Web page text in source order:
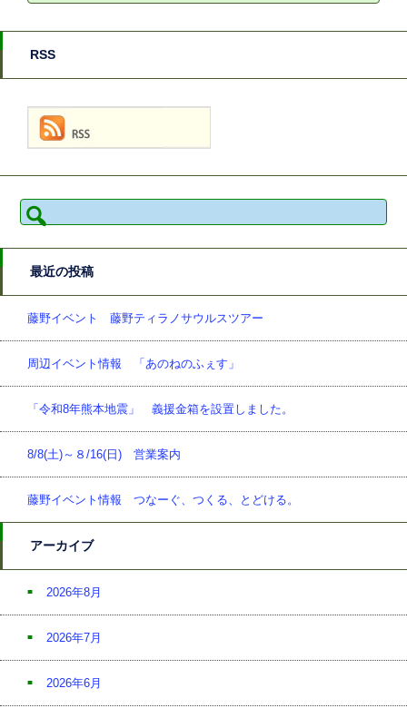
RSS
検
索:
最近の投稿
藤野イベント 藤野ティラノサウルスツアー
周辺イベント情報 「あのねのふぇす」
「令和8年熊本地震」 義援金箱を設置しました。
8/8(土)～８/16(日) 営業案内
藤野イベント情報 つなーぐ、つくる、とどける。
アーカイブ
2026年8月
2026年7月
2026年6月